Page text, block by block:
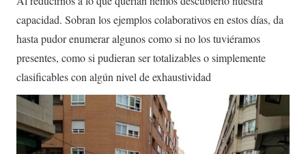
capacidad. Sobran los ejemplos colaborativos en estos días, da
hasta pudor enumerar algunos como si no los tuviéramos
presentes, como si pudieran ser totalizables o simplemente
clasificables con algún nivel de exhaustividad